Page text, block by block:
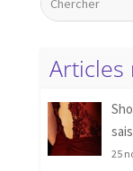
Articles
25